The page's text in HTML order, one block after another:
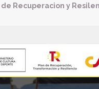
Recuperacion y